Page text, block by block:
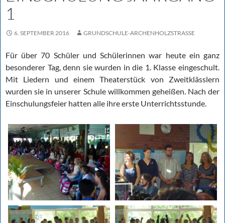
1
6. SEPTEMBER 2016 GRUNDSCHULE-ARCHENHOLZSTRASSE
Für über 70 Schüler und Schülerinnen war heute ein ganz
besonderer Tag, denn sie wurden in die 1. Klasse eingeschult.
Mit Liedern und einem Theaterstück von Zweitklässlern
wurden sie in unserer Schule willkommen geheißen. Nach der
Einschulungsfeier hatten alle ihre erste Unterrichtsstunde.